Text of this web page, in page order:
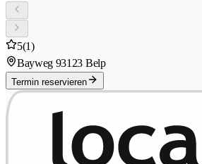
5(1)
Bayweg 93123 Belp
Termin reservieren